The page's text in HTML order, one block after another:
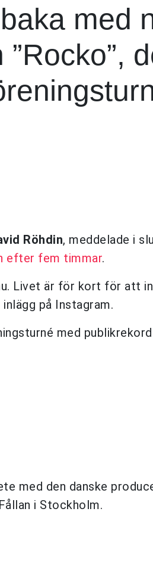
med
Röhdin, meddelade i
efter fem timmar.
Livet är för kort för att
på Instagram.
med
med den danske
i Stockholm.